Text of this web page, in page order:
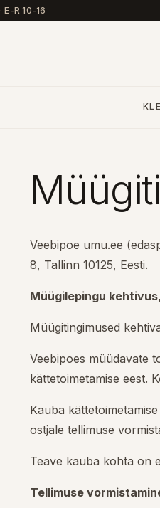
·E-R 10-16
Veebipoe umu.ee
8, Tallinn 10125, Eesti.
Müügilepingu
Müügitingimused
Veebipoes müüdavate
kättetoimetamise eest.
Kauba
ostjale tellimuse
Teave kauba kohta on
Tellimuse